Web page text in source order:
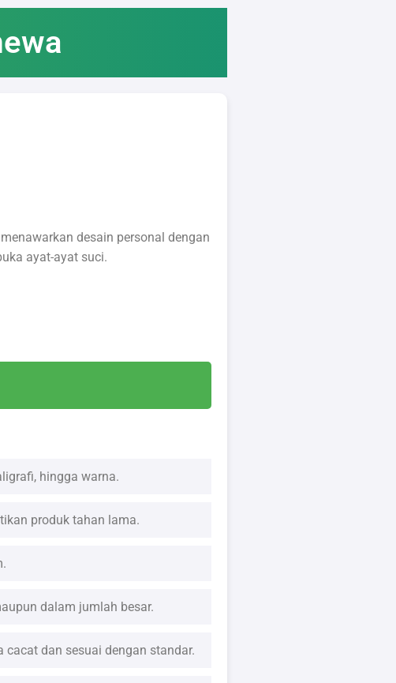
desain personal dengan
ayat-ayat suci.
hingga warna.
produk tahan lama.
dalam jumlah besar.
dan sesuai dengan standar.